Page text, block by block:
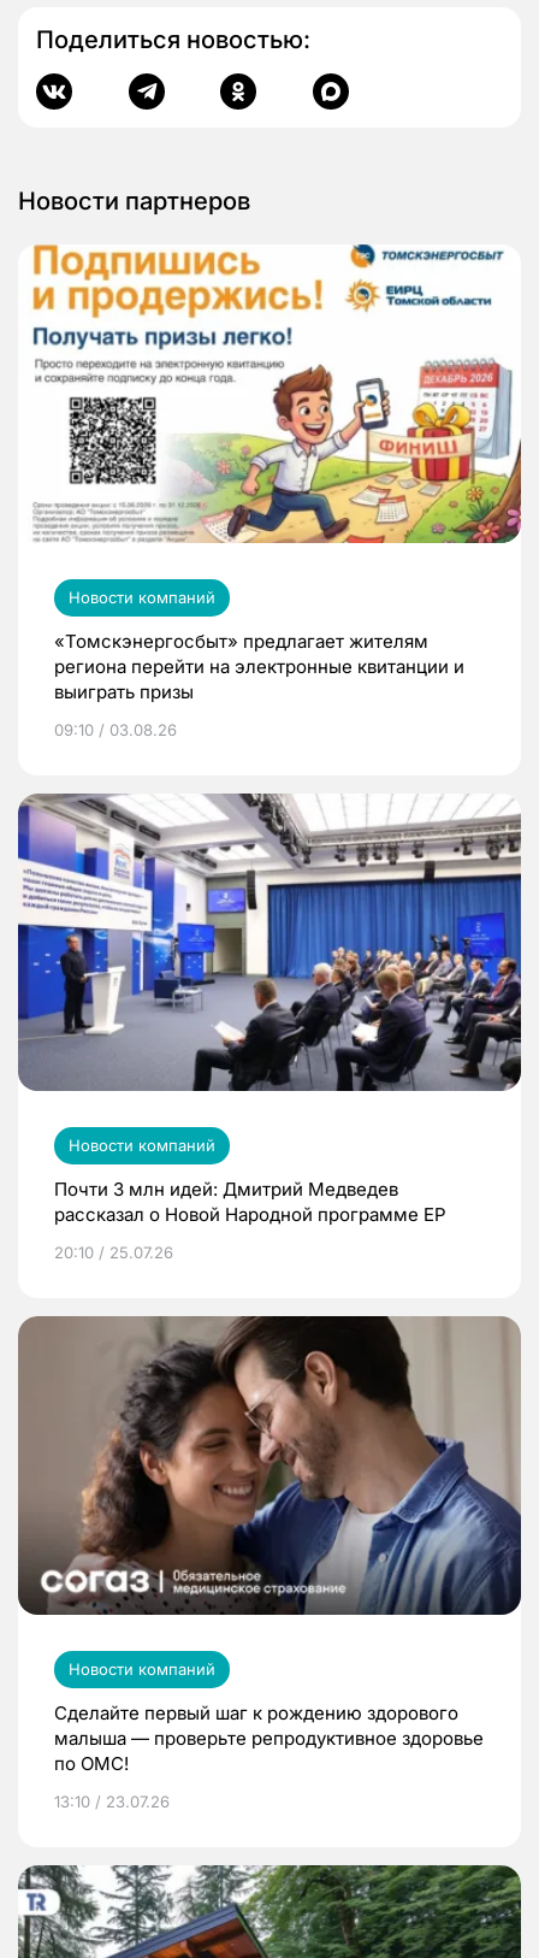
Поделиться новостью:
Новости партнеров
Новости компаний
«Томскэнергосбыт» предлагает жителям
региона перейти на электронные квитанции и
выиграть призы
09:10 / 03.08.26
Новости компаний
Почти 3 млн идей: Дмитрий Медведев
рассказал о Новой Народной программе ЕР
20:10 / 25.07.26
Новости компаний
Сделайте первый шаг к рождению здорового
малыша — проверьте репродуктивное здоровье
по ОМС!
13:10 / 23.07.26